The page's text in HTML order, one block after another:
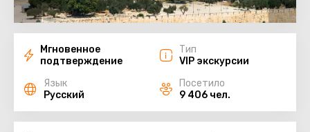
Мгновенное
подтверждение
Тип
VIP экскурсии
Язык
Русский
Посетило
9 406 чел.